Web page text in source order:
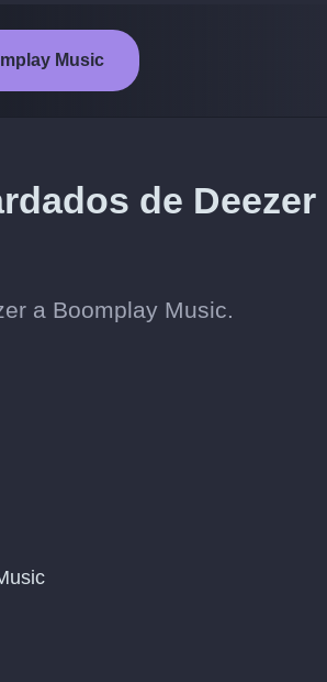
Music
de Deezer
a Boomplay Music.